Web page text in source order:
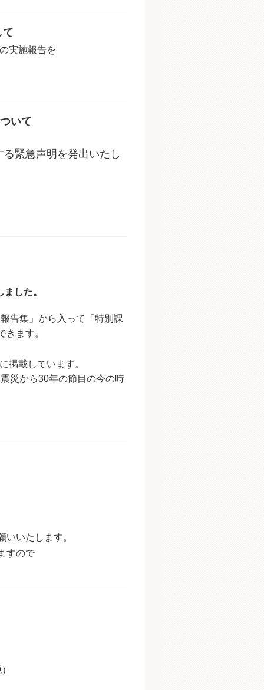
て
実施報告を
いて
緊急声明を発出いたし
した。
告集」から入って「特別課
ます。
掲載しています。
災から30年の節目の今の時
いたします。
すので